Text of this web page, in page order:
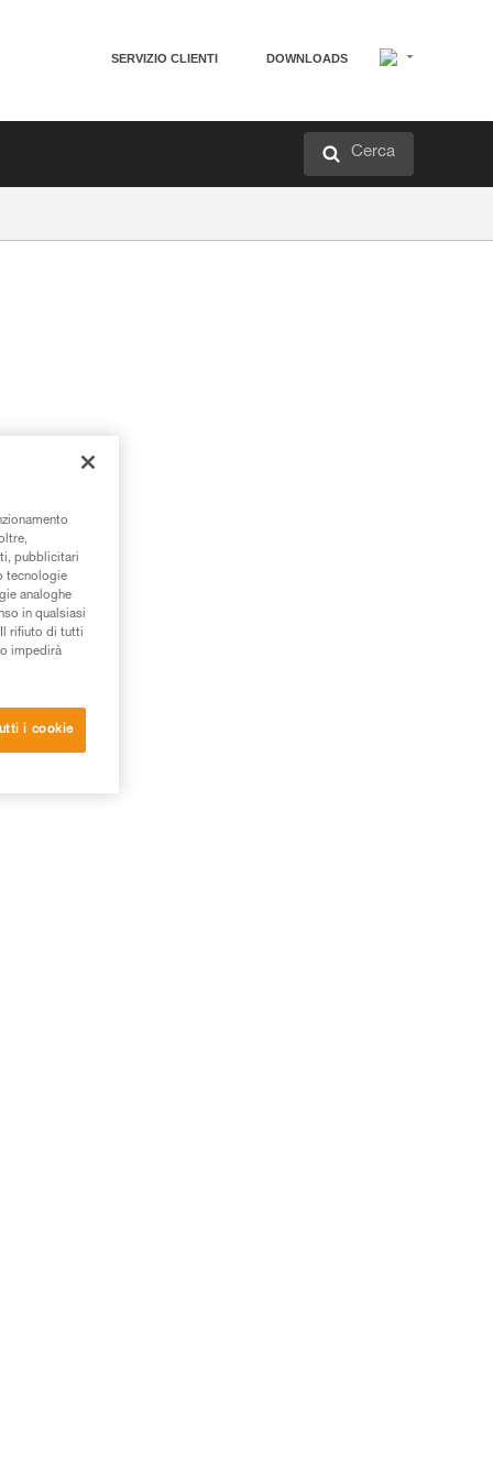
SERVIZIO CLIENTI DOWNLOADS
Cerca
pubblicitari
tecnologie
analoghe
in qualsiasi
rifiuto di tutti
impedirà
i cookie